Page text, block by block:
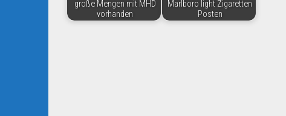
große Mengen mit MHD
vorhanden
Marlboro light Zigaretten
Posten